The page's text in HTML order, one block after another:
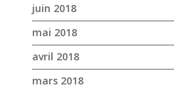
juin 2018
mai 2018
avril 2018
mars 2018